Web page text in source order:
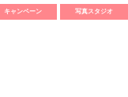
キャンペーン 写真スタジオ